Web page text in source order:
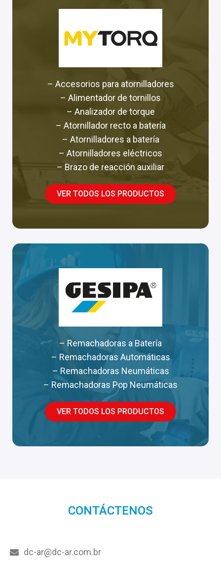
– Accesorios para atornilladores
– Alimentador de tornillos
– Analizador de torque
– Atornillador recto a batería
– Atornilladores a batería
– Atornilladores eléctricos
– Brazo de reacción auxiliar
VER TODOS LOS PRODUCTOS
– Remachadoras a Batería
– Remachadoras Automáticas
– Remachadoras Neumáticas
– Remachadoras Pop Neumáticas
VER TODOS LOS PRODUCTOS
CONTÁCTENOS
dc-ar@dc-ar.com.br